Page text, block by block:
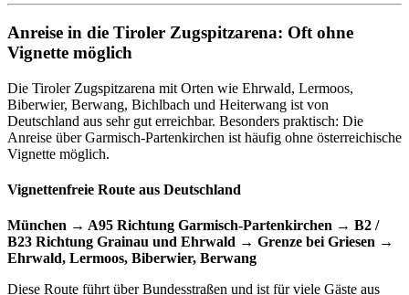
Anreise in die Tiroler Zugspitzarena: Oft ohne
Vignette möglich
Die Tiroler Zugspitzarena mit Orten wie Ehrwald, Lermoos,
Biberwier, Berwang, Bichlbach und Heiterwang ist von
Deutschland aus sehr gut erreichbar. Besonders praktisch: Die
Anreise über Garmisch-Partenkirchen ist häufig ohne österreichische
Vignette möglich.
Vignettenfreie Route aus Deutschland
München → A95 Richtung Garmisch-Partenkirchen → B2 /
B23 Richtung Grainau und Ehrwald → Grenze bei Griesen →
Ehrwald, Lermoos, Biberwier, Berwang
Diese Route führt über Bundesstraßen und ist für viele Gäste aus